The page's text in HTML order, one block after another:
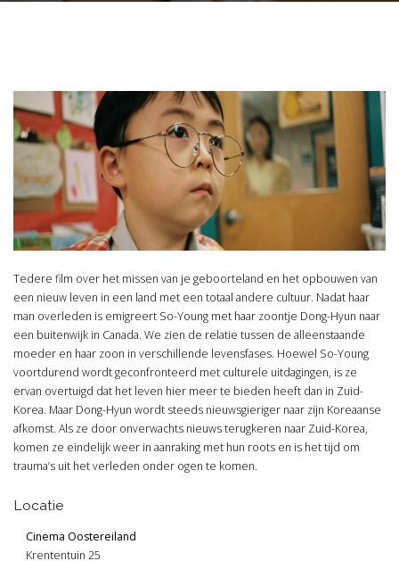
Tedere film over het missen van je geboorteland en het opbouwen van
een nieuw leven in een land met een totaal andere cultuur. Nadat haar
man overleden is emigreert So-Young met haar zoontje Dong-Hyun naar
een buitenwijk in Canada. We zien de relatie tussen de alleenstaande
moeder en haar zoon in verschillende levensfases. Hoewel So-Young
voortdurend wordt geconfronteerd met culturele uitdagingen, is ze
ervan overtuigd dat het leven hier meer te bieden heeft dan in Zuid-
Korea. Maar Dong-Hyun wordt steeds nieuwsgieriger naar zijn Koreaanse
afkomst. Als ze door onverwachts nieuws terugkeren naar Zuid-Korea,
komen ze eindelijk weer in aanraking met hun roots en is het tijd om
trauma’s uit het verleden onder ogen te komen.
Locatie
Cinema Oostereiland
Krententuin 25